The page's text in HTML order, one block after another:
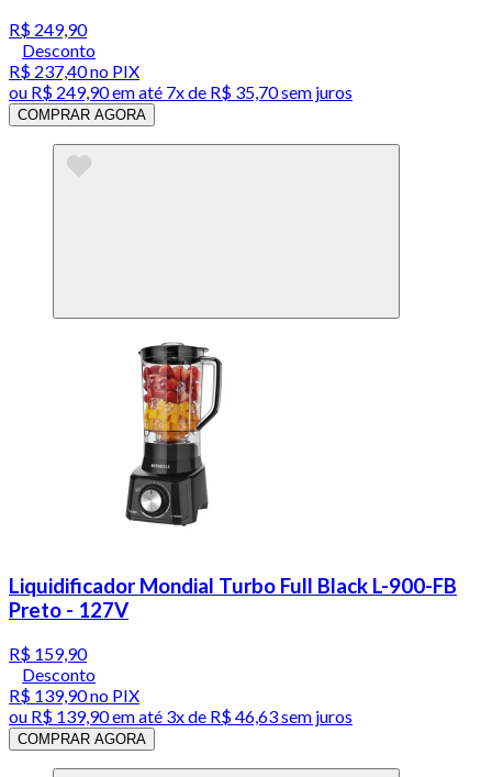
R$ 249,90
Desconto
R$ 237,40no PIX
ou R$ 249,90em até 7x de R$ 35,70 sem juros
COMPRAR AGORA
Liquidificador Mondial Turbo Full Black L-900-FB
Preto - 127V
R$ 159,90
Desconto
R$ 139,90no PIX
ou R$ 139,90em até 3x de R$ 46,63 sem juros
COMPRAR AGORA